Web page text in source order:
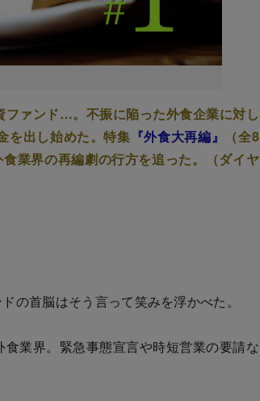
ファンド…。不振に陥った外食企業に対し
を出し始めた。特集 『外食大再編』
（全8
業界の再編劇の行方を追った。（ダイヤ
の首脳はそう言って笑みを浮かべた。
業界。緊急事態宣言や時短営業の要請な